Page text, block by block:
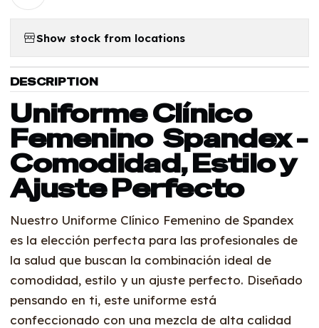
Show stock from locations
DESCRIPTION
Uniforme Clínico
Femenino Spandex -
Comodidad, Estilo y
Ajuste Perfecto
Nuestro Uniforme Clínico Femenino de Spandex
es la elección perfecta para las profesionales de
la salud que buscan la combinación ideal de
comodidad, estilo y un ajuste perfecto. Diseñado
pensando en ti, este uniforme está
confeccionado con una mezcla de alta calidad